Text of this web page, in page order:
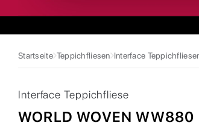
Startseite Teppichfliesen Interface
Interface Teppichfliese
WORLD WOVEN WW880